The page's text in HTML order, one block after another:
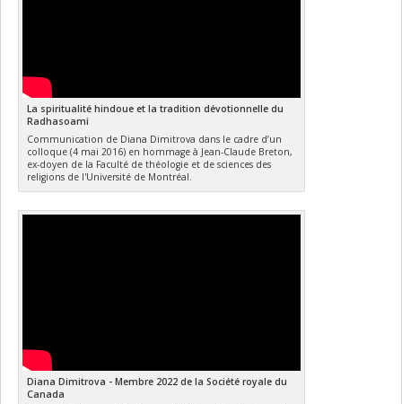
La spiritualité hindoue et la tradition dévotionnelle du
Radhasoami
Communication de Diana Dimitrova dans le cadre d’un
colloque (4 mai 2016) en hommage à Jean-Claude Breton,
ex-doyen de la Faculté de théologie et de sciences des
religions de l'Université de Montréal.
Diana Dimitrova - Membre 2022 de la Société royale du
Canada